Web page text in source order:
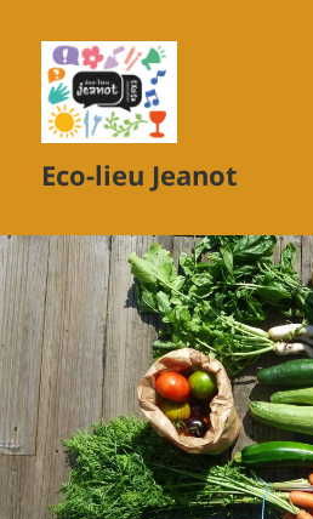
Eco-lieu Jeanot